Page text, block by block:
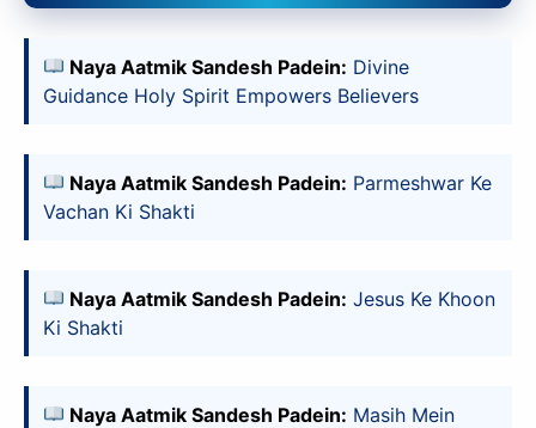
Naya Aatmik Sandesh Padein: Divine
Guidance Holy Spirit Empowers Believers
Naya Aatmik Sandesh Padein: Parmeshwar Ke
Vachan Ki Shakti
Naya Aatmik Sandesh Padein: Jesus Ke Khoon
Ki Shakti
Naya Aatmik Sandesh Padein: Masih Mein